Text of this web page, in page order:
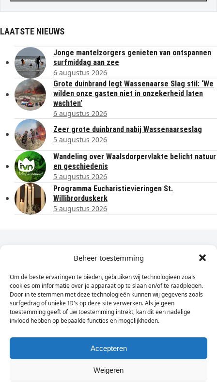
Beheer toestemming
Om de beste ervaringen te bieden, gebruiken wij technologieën zoals
cookies om informatie over je apparaat op te slaan en/of te raadplegen.
Door in te stemmen met deze technologieën kunnen wij gegevens zoals
surfgedrag of unieke ID's op deze site verwerken. Als je geen
toestemming geeft of uw toestemming intrekt, kan dit een nadelige
invloed hebben op bepaalde functies en mogelijkheden.
Accepteren
Weigeren
LAATSTE NIEUWS
Jonge mantelzorgers genieten van ontspannen
surfmiddag aan zee
6 augustus 2026
Grote duinbrand legt Wassenaarse Slag stil: ‘We
wilden onze gasten niet in onzekerheid laten
wachten’
6 augustus 2026
Zeer grote duinbrand nabij Wassenaarseslag
5 augustus 2026
Wandeling over Waalsdorpervlakte belicht natuur
en geschiedenis
5 augustus 2026
Programma Eucharistievieringen St.
Willibrorduskerk
5 augustus 2026
Dagelijks het laatste nieuws in je e-mail?
Vul
hier
je
e-
mailadres
in
Sign Up